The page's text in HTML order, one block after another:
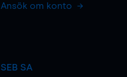
Ansök om konto
SEB SA